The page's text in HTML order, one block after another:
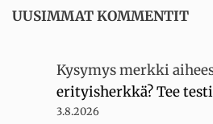
UUSIMMAT KOMMENTIT
Kysymys merkki
erityisherkkä? Tee testi
3.8.2026